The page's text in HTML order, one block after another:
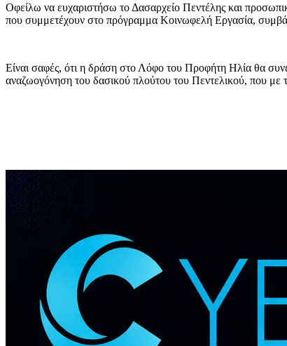
Οφείλω να ευχαριστήσω το Δασαρχείο Πεντέλης και
που συμμετέχουν στο πρόγραμμα Κοινωφελή Εργασία,
Είναι σαφές, ότι η δράση στο Λόφο του Προφήτη Ηλία θα
αναζωογόνηση του δασικού πλούτου του Πεντελικού, που